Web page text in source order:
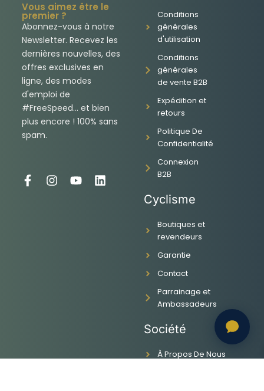
Vous aimez être le
premier ?
Abonnez-vous à notre
Newsletter. Recevez les
dernières nouvelles, des
offres exclusives en
ligne, des modes
d'emploi de
#FreeSpeed... et bien
plus encore ! 100% sans
spam.
F
I
Y
L
Conditions
générales
d'utilisation
Conditions
générales
de vente B2B
Expédition et
retours
Politique De
Confidentialité
Connexion
B2B
Cyclisme
Boutiques et
revendeurs
Garantie
Contact
Parrainage et
Ambassadeurs
Société
À Propos De Nous